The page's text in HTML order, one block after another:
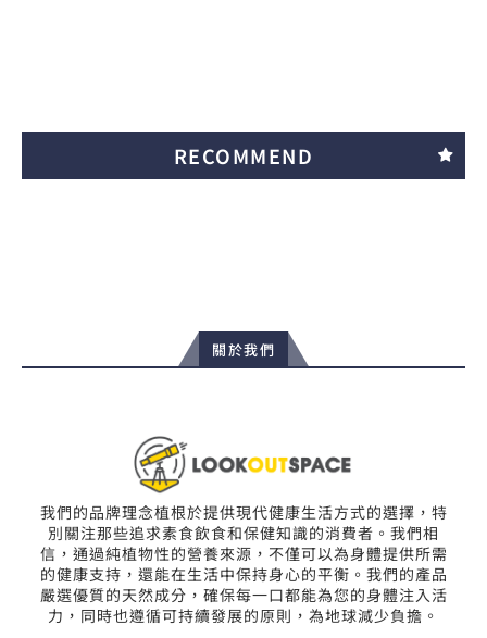
RECOMMEND
關於我們
我們的品牌理念植根於提供現代健康生活方式的選擇，特
別關注那些追求素食飲食和保健知識的消費者。我們相
信，通過純植物性的營養來源，不僅可以為身體提供所需
的健康支持，還能在生活中保持身心的平衡。我們的產品
嚴選優質的天然成分，確保每一口都能為您的身體注入活
力，同時也遵循可持續發展的原則，為地球減少負擔。